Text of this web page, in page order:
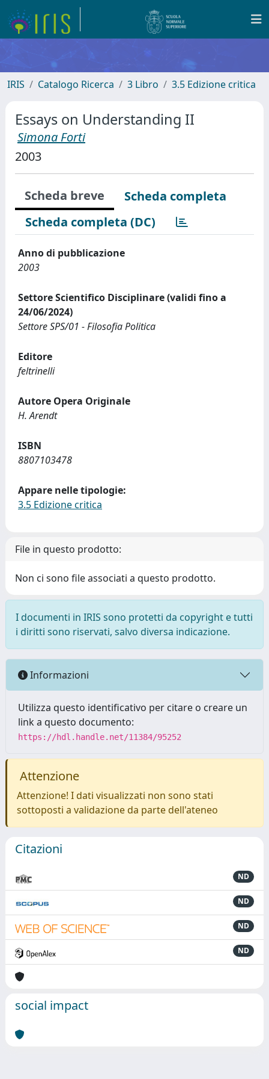
IRIS Catalogo Ricerca 3 Libro 3.5 Edizione critica
Essays on Understanding II
Simona Forti
2003
Scheda breve
Scheda completa
Scheda completa (DC)
Anno di pubblicazione
2003
Settore Scientifico Disciplinare (validi fino a
24/06/2024)
Settore SPS/01 - Filosofia Politica
Editore
feltrinelli
Autore Opera Originale
H. Arendt
ISBN
8807103478
Appare nelle tipologie:
3.5 Edizione critica
File in questo prodotto:
Non ci sono file associati a questo prodotto.
I documenti in IRIS sono protetti da copyright e tutti
i diritti sono riservati, salvo diversa indicazione.
Informazioni
Utilizza questo identificativo per citare o creare un
link a questo documento:
https://hdl.handle.net/11384/95252
Attenzione
Attenzione! I dati visualizzati non sono stati
sottoposti a validazione da parte dell'ateneo
Citazioni
ND
ND
ND
ND
social impact